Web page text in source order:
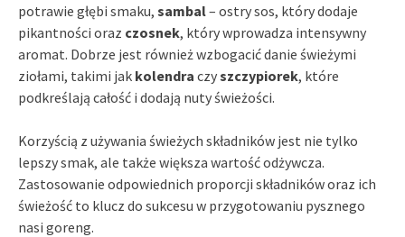
potrawie głębi smaku, sambal– ostry sos, który dodaje
pikantności oraz czosnek, który wprowadza intensywny
aromat. Dobrze jest również wzbogacić danie świeżymi
ziołami, takimi jak kolendra czyszczypiorek, które
podkreślają całość i dodają nuty świeżości.
Korzyścią z używania świeżych składników jest nie tylko
lepszy smak, ale także większa wartość odżywcza.
Zastosowanie odpowiednich proporcji składników oraz ich
świeżość to klucz do sukcesu w przygotowaniu pysznego
nasi goreng.